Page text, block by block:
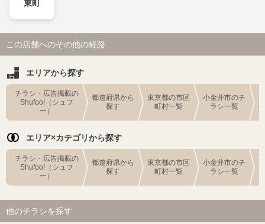
東町
この店舗へのその他の経路
エリアから探す
チラシ・広告掲載の
Shufoo!（シュフ
ー）
都道府県から
探す
東京都の市区
町村一覧
小金井市のチ
ラシ一覧
エリア×カテゴリから探す
チラシ・広告掲載の
Shufoo!（シュフ
ー）
都道府県から
探す
東京都の市区
町村一覧
小金井市のチ
ラシ一覧
他のチラシを探す